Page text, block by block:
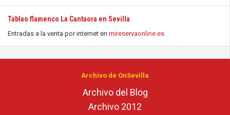
Tablao flamenco La Cantaora en Sevilla
Entradas a la venta por internet en mireservaonline.es
Archivo de OnSevilla
Archivo del Blog
Archivo 2012